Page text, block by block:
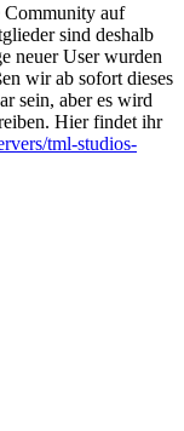
Community auf
sind deshalb
neuer User wurden
wir ab sofort dieses
sein, aber es wird
Hier findet ihr
tml-studios-